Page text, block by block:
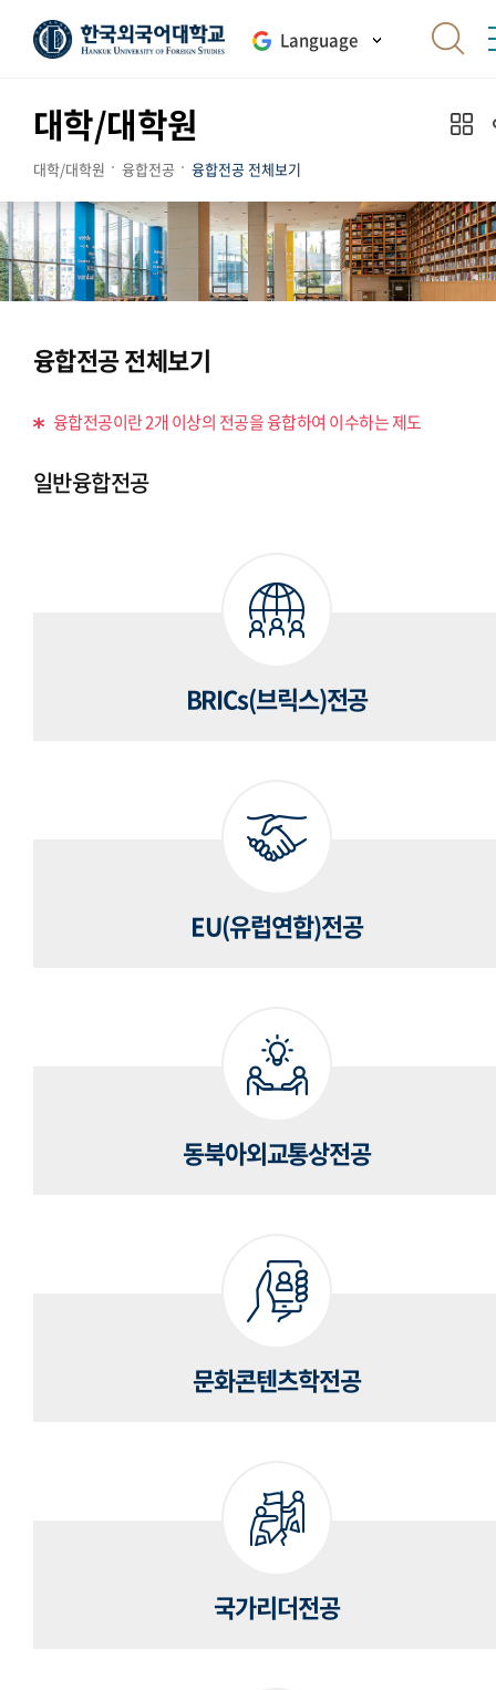
Language
대학/대학원
대학/대학원 융합전공 융합전공 전체보기
융합전공 전체보기
융합전공이란 2개 이상의 전공을 융합하여 이수하는 제도
일반융합전공
BRICs(브릭스)전공
EU(유럽연합)전공
동북아외교통상전공
문화콘텐츠학전공
국가리더전공